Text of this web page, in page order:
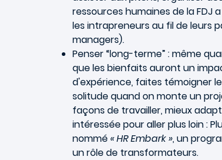
ressources humaines de la
les intrapreneurs au fil de leurs
managers).
Penser “long-terme” : même
que les bienfaits auront un
d'expérience, faites témoigner
solitude quand on monte un
façons de travailler, mieux
intéressée pour aller plus loin :
nommé« HR Embark », un
un rôle de transformateurs.